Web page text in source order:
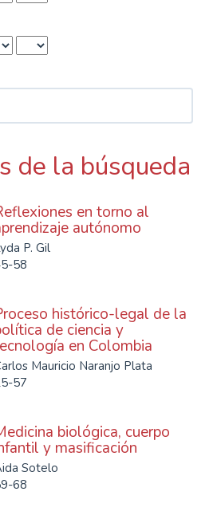
de la búsqueda
en torno al
autónomo
P. Gil
58
histórico-legal de la
de ciencia y
en Colombia
Mauricio Naranjo Plata
57
biológica, cuerpo
y masificación
Sotelo
68